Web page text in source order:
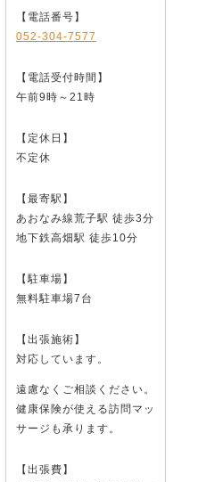
【電話番号】
052-304-7577
【電話受付時間】
午前9時～21時
【定休日】
不定休
【最寄駅】
あおなみ線荒子駅 徒歩3分
地下鉄高畑駅 徒歩10分
【駐車場】
無料駐車場7台
【出張施術】
対応しています。
遠慮なくご相談ください。
健康保険が使える訪問マッ
サージも承ります。
【出張費】